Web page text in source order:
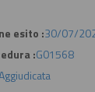
esito :30/07/
:G01568